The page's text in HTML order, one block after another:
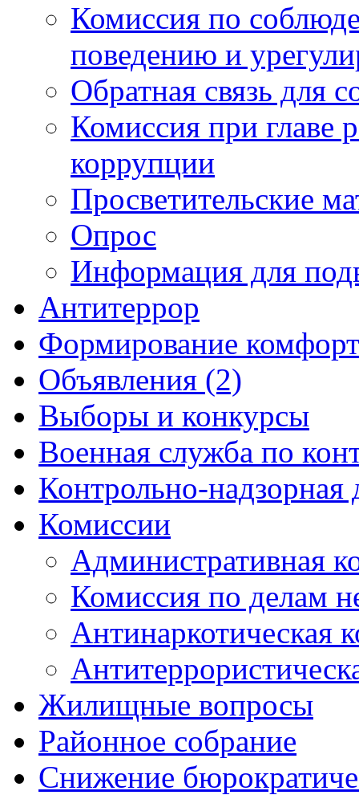
Комиссия по
поведению и
Обратная связь для
Комиссия при главе
коррупции
Просветительские
Опрос
Информация для
Антитеррор
Формирование
Объявления (2)
Выборы и конкурсы
Военная служба по
Контрольно-надзорная
Комиссии
Административная
Комиссия по делам
Антинаркотическая
Жилищные вопросы
Районное собрание
Снижение